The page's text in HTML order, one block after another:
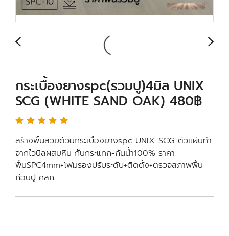
กระเบื้องยางspc(รวมปู)4มิล UNIX
SCG (WHITE SAND OAK) 480฿
สร้างพื้นสวยด้วยกระเบื้องยางspc UNIX-SCG ตัวแผ่นทำ
จากไวนิลผสมหิน กันกระแทก-กันน้ำ100% ราคา
พื้นSPC4mm+โฟมรองปรับระดับ+ติดตั้ง+ตรวจสภาพพื้น
ก่อนปู คลิก